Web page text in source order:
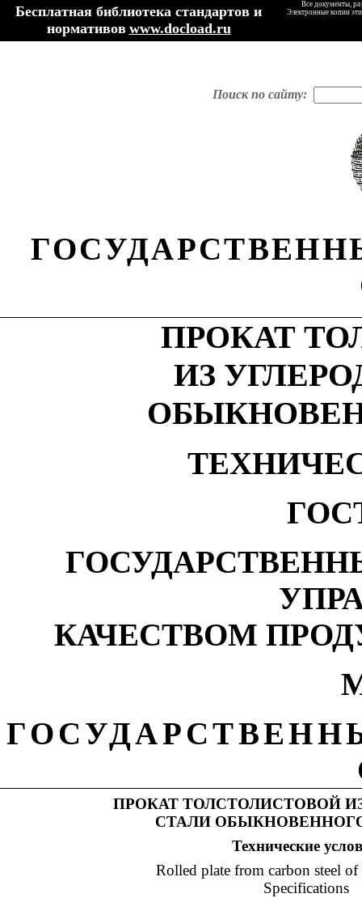
Бесплатная библиотека стандартов и
нормативов www.docload.ru
Все документы,
Электронные копии
Поиск по сайту:
ПРОКАТ
ИЗ
КАЧЕСТВОМ
ПРОКАТ ТОЛСТОЛИСТОВОЙ
СТАЛИ
Технические
Rolled plate from carbon steel
Specifications